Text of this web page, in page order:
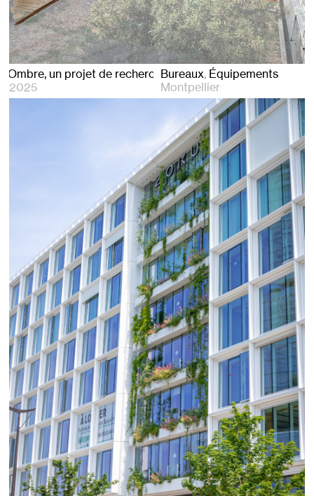
de recherche avec l’INRAE
2025
Bureaux Équipements
Montpellier